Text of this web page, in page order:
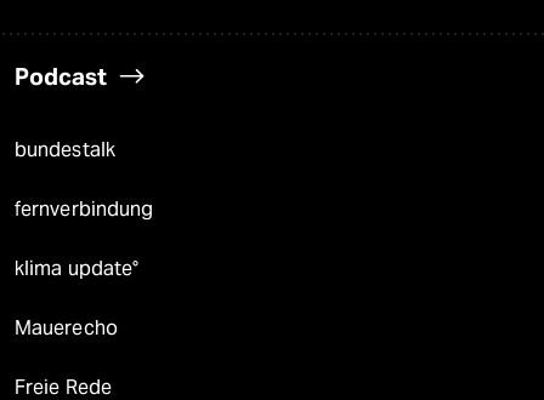
Podcast
bundestalk
fernverbindung
klima update°
Mauerecho
Freie Rede